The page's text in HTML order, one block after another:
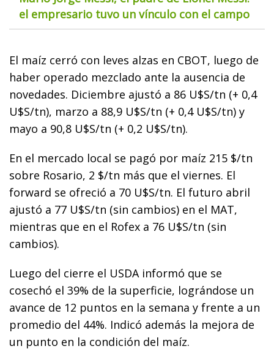
el empresario tuvo un vínculo con el campo
El maíz cerró con leves alzas en CBOT, luego de
haber operado mezclado ante la ausencia de
novedades. Diciembre ajustó a 86 U$S/tn (+ 0,4
U$S/tn), marzo a 88,9 U$S/tn (+ 0,4 U$S/tn) y
mayo a 90,8 U$S/tn (+ 0,2 U$S/tn).
En el mercado local se pagó por maíz 215 $/tn
sobre Rosario, 2 $/tn más que el viernes. El
forward se ofreció a 70 U$S/tn. El futuro abril
ajustó a 77 U$S/tn (sin cambios) en el MAT,
mientras que en el Rofex a 76 U$S/tn (sin
cambios).
Luego del cierre el USDA informó que se
cosechó el 39% de la superficie, lográndose un
avance de 12 puntos en la semana y frente a un
promedio del 44%. Indicó además la mejora de
un punto en la condición del maíz.